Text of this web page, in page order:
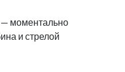
— моментально
и стрелой